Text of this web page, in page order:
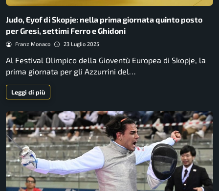
Judo, Eyof di Skopje: nella prima giornata quinto posto
per Gresi, settimi Ferro e Ghidoni
Franz Monaco 23 Luglio 2025
Al Festival Olimpico della Gioventù Europea di Skopje, la
prima giornata per gli Azzurrini del…
Leggi di più